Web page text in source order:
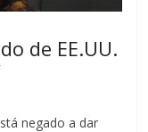
de EE.UU.
negado a dar